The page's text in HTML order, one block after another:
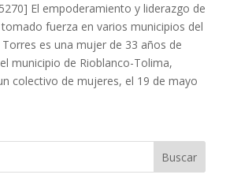
El empoderamiento y liderazgo de
fuerza en varios municipios del
es una mujer de 33 años de
municipio de Rioblanco-Tolima,
colectivo de mujeres, el 19 de mayo
Buscar